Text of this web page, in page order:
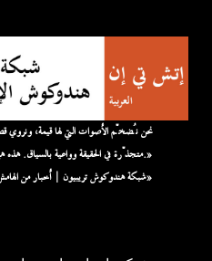
متجذّرة في الحقيقة وواعية بالسياق. هذه هي الصحافة من الهوامش.»
«شبكة هندوكوش تريبيون | أخبار من الهامش، قصص من المنبع»